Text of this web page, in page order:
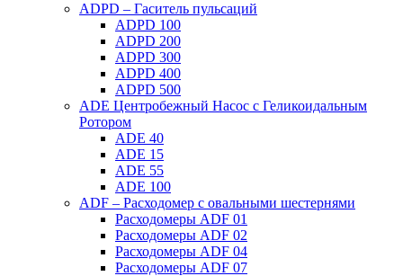
ADPD – Гаситель пульсаций
ADPD 100
ADPD 200
ADPD 300
ADPD 400
ADPD 500
ADE Центробежный Насос с Геликоидальным
Ротором
ADE 40
ADE 15
ADE 55
ADE 100
ADF – Расходомер с овальными шестернями
Расходомеры ADF 01
Расходомеры ADF 02
Расходомеры ADF 04
Расходомеры ADF 07